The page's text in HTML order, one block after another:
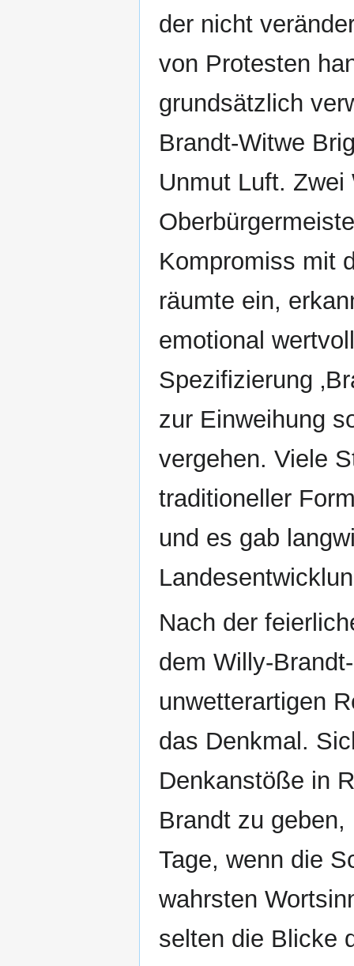
der nicht
von Protesten
grundsätzlich
Brandt-Witwe
Unmut Luft.
Kompromiss mit
räumte ein,
emotional
Spezifizierung
zur Einweihung
vergehen. Viele
traditioneller
und es gab
Nach der
dem Willy-
unwetterartigen
das Denkmal.
Denkanstöße in
Brandt zu
Tage, wenn die
wahrsten
selten die Blicke